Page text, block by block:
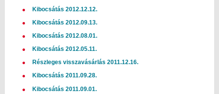
Kibocsátás 2012.12.12.
Kibocsátás 2012.09.13.
Kibocsátás 2012.08.01.
Kibocsátás 2012.05.11.
Részleges visszavásárlás 2011.12.16.
Kibocsátás 2011.09.28.
Kibocsátás 2011.09.01.